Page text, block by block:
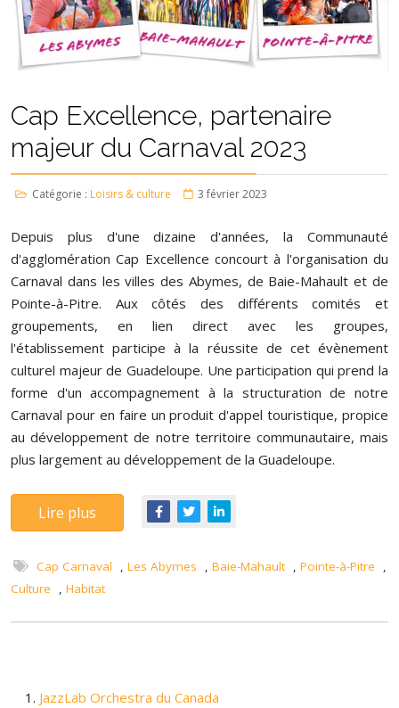
Cap Excellence, partenaire
majeur du Carnaval 2023
Catégorie : Loisirs & culture 3 février 2023
Depuis plus d'une dizaine d'années, la Communauté
d'agglomération Cap Excellence concourt à l'organisation du
Carnaval dans les villes des Abymes, de Baie-Mahault et de
Pointe-à-Pitre. Aux côtés des différents comités et
groupements, en lien direct avec les groupes,
l'établissement participe à la réussite de cet évènement
culturel majeur de Guadeloupe. Une participation qui prend la
forme d'un accompagnement à la structuration de notre
Carnaval pour en faire un produit d'appel touristique, propice
au développement de notre territoire communautaire, mais
plus largement au développement de la Guadeloupe.
Lire plus
Cap Carnaval , Les Abymes , Baie-Mahault , Pointe-à-Pitre
,
Culture
, Habitat
JazzLab Orchestra du Canada